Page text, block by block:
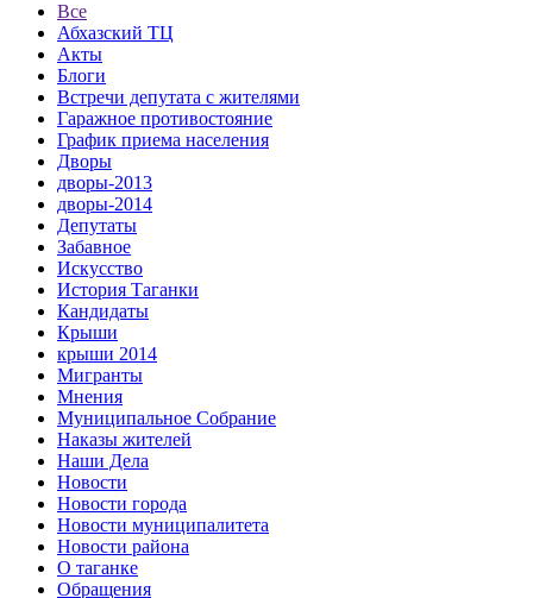
Все
Абхазский ТЦ
Акты
Блоги
Встречи депутата с жителями
Гаражное противостояние
График приема населения
Дворы
дворы-2013
дворы-2014
Депутаты
Забавное
Искусство
История Таганки
Кандидаты
Крыши
крыши 2014
Мигранты
Мнения
Муниципальное Собрание
Наказы жителей
Наши Дела
Новости
Новости города
Новости муниципалитета
Новости района
О таганке
Обращения